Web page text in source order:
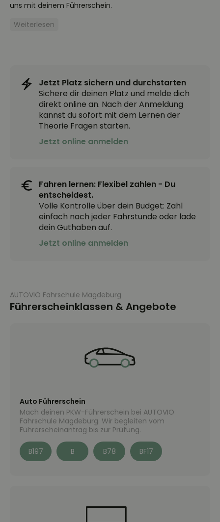
uns mit deinem Führerschein.
Weiterlesen
Jetzt Platz sichern und durchstarten
Sichere dir deinen Platz und melde dich
direkt online an. Nach der Anmeldung
kannst du sofort mit dem Lernen der
Theorie Fragen starten.
Jetzt online anmelden
Fahren lernen: Flexibel zahlen - Du
entscheidest.
Volle Kontrolle über dein Budget: Zahl
einfach nach jeder Fahrstunde oder lade
dein Guthaben auf.
Jetzt online anmelden
AUTOVIO Fahrschule Magdeburg
Führerscheinklassen & Angebote
Auto Führerschein
Mach deinen PKW-Führerschein bei AUTOVIO
Fahrschule Magdeburg. Wir begleiten vom
Führerscheinantrag bis zur Prüfung.
B197 B B78 BF17